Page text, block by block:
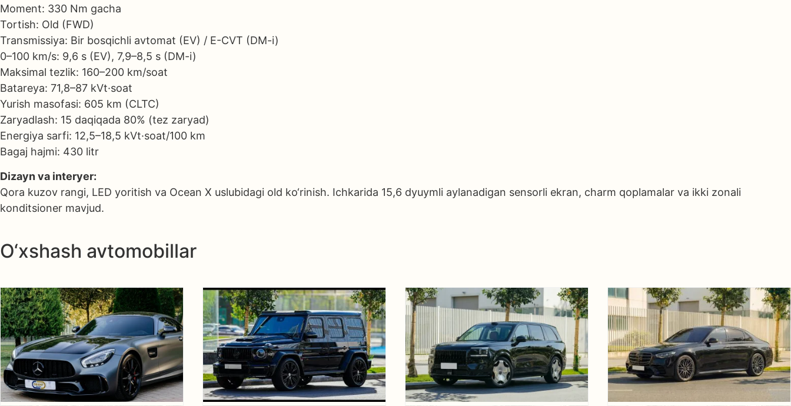
Moment: 330 Nm gacha
Tortish: Old (FWD)
Transmissiya: Bir bosqichli avtomat (EV) / E-CVT (DM-i)
0–100 km/s: 9,6 s (EV), 7,9–8,5 s (DM-i)
Maksimal tezlik: 160–200 km/soat
Batareya: 71,8–87 kVt·soat
Yurish masofasi: 605 km (CLTC)
Zaryadlash: 15 daqiqada 80% (tez zaryad)
Energiya sarfi: 12,5–18,5 kVt·soat/100 km
Bagaj hajmi: 430 litr
Dizayn va interyer:
Qora kuzov rangi, LED yoritish va Ocean X uslubidagi old ko‘rinish. Ichkarida 15,6 dyuymli aylanadigan sensorli ekran, charm qoplamalar va ikki zonali
konditsioner mavjud.
O‘xshash avtomobillar